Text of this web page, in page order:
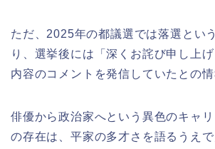
ただ、2025年の都議選では落選とい
り、選挙後には「深くお詫び申し上
内容のコメントを発信していたとの情
俳優から政治家へという異色のキャ
の存在は、平家の多才さを語るうえ